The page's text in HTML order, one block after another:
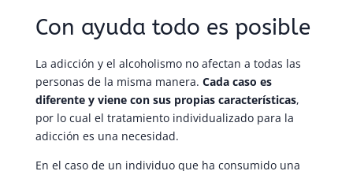
Con ayuda todo es posible
La adicción y el alcoholismo no afectan a todas las
personas de la misma manera. Cada caso es
diferente y viene con sus propias características,
por lo cual el tratamiento individualizado para la
adicción es una necesidad.
En el caso de un individuo que ha consumido una